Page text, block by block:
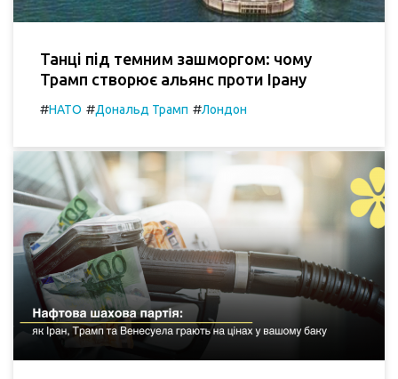
Танці під темним зашморгом: чому
Трамп створює альянс проти Ірану
#НАТО #Дональд Трамп #Лондон